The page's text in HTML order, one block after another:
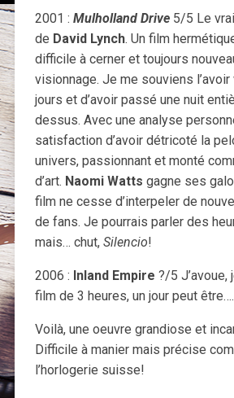
2001 : Mulholland Drive 5/5 Le
de David Lynch. Un film
difficile à cerner et toujours
visionnage. Je me souviens
jours et d’avoir passé une nuit
dessus. Avec une analyse
satisfaction d’avoir détricoté la
univers, passionnant et monté
d’art. Naomi Watts gagne ses
film ne cesse d’interpeler de
de fans. Je pourrais parler des
mais… chut, Silencio!
2006 : Inland Empire ?/5 J’avoue,
film de 3 heures, un jour peut être….
Voilà, une oeuvre grandiose et
Difficile à manier mais précise
l’horlogerie suisse!